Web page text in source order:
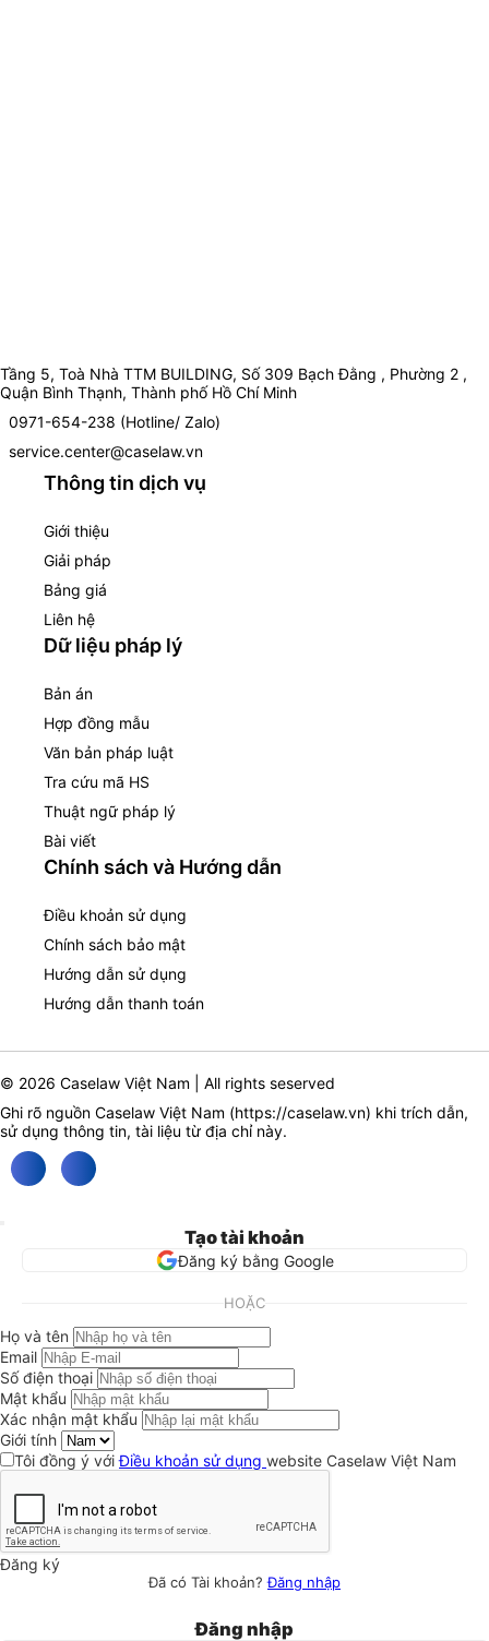
Tầng 5, Toà Nhà TTM BUILDING, Số 309 Bạch Đằng , Phường 2 ,
Quận Bình Thạnh, Thành phố Hồ Chí Minh
0971-654-238 (Hotline/ Zalo)
service.center@caselaw.vn
Thông tin dịch vụ
Giới thiệu
Giải pháp
Bảng giá
Liên hệ
Dữ liệu pháp lý
Bản án
Hợp đồng mẫu
Văn bản pháp luật
Tra cứu mã HS
Thuật ngữ pháp lý
Bài viết
Chính sách và Hướng dẫn
Điều khoản sử dụng
Chính sách bảo mật
Hướng dẫn sử dụng
Hướng dẫn thanh toán
© 2026 Caselaw Việt Nam | All rights seserved
Ghi rõ nguồn Caselaw Việt Nam (https://caselaw.vn) khi trích dẫn,
sử dụng thông tin, tài liệu từ địa chỉ này.
Tạo tài khoản
Đăng ký bằng Google
HOẶC
Họ và tên
Email
Số điện thoại
Mật khẩu
Xác nhận mật khẩu
Giới tính
Tôi đồng ý vớiĐiều khoản sử dụng website Caselaw Việt Nam
Đăng ký
Đã có Tài khoản?Đăng nhập
Đăng nhập